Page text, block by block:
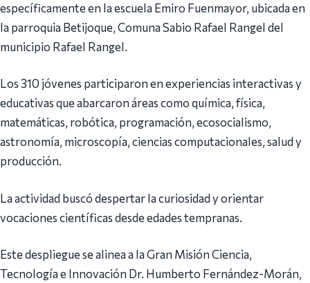
específicamente en la escuela Emiro Fuenmayor, ubicada en
la parroquia Betijoque, Comuna Sabio Rafael Rangel del
municipio Rafael Rangel.
Los 310 jóvenes participaron en experiencias interactivas y
educativas que abarcaron áreas como química, física,
matemáticas, robótica, programación, ecosocialismo,
astronomía, microscopía, ciencias computacionales, salud y
producción.
La actividad buscó despertar la curiosidad y orientar
vocaciones científicas desde edades tempranas.
Este despliegue se alinea a la Gran Misión Ciencia,
Tecnología e Innovación Dr. Humberto Fernández-Morán,